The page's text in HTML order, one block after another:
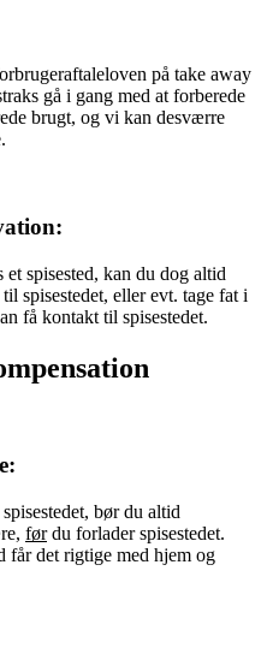
på take away
gå i gang med at forberede
brugt, og vi kan desværre
spisested, kan du dog altid
spisestedet, eller evt. tage fat i
få kontakt til spisestedet.
bør du altid
førdu forlader spisestedet.
får det rigtige med hjem og